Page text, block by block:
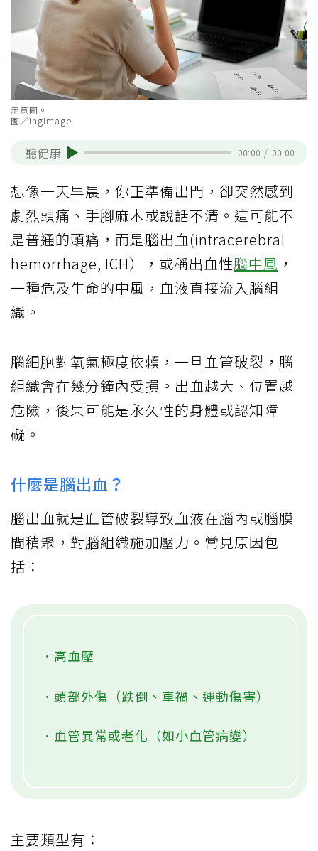
示意圖。
圖／ingimage
聽健康 00:00 / 00:00
想像一天早晨，你正準備出門，卻突然感到
劇烈頭痛、手腳麻木或說話不清。這可能不
是普通的頭痛，而是腦出血(intracerebral
hemorrhage, ICH），或稱出血性腦中風 ，
一種危及生命的中風，血液直接流入腦組
織。
腦細胞對氧氣極度依賴，一旦血管破裂，腦
組織會在幾分鐘內受損。出血越大、位置越
危險，後果可能是永久性的身體或認知障
礙。
什麼是腦出血？
腦出血就是血管破裂導致血液在腦內或腦膜
間積聚，對腦組織施加壓力。常見原因包
括：
．高血壓
．頭部外傷（跌倒、車禍、運動傷害）
．血管異常或老化（如小血管病變）
主要類型有：